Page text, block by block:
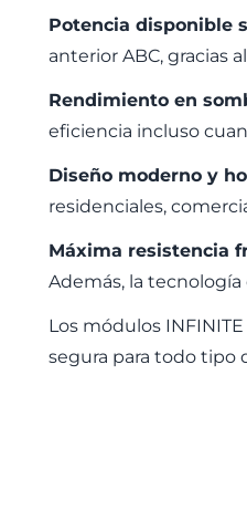
Potencia disponible
anterior ABC, gracias al
Rendimiento en
eficiencia incluso
Diseño moderno y
residenciales,
Máxima resistencia
Además, la tecnología
Los módulos INFINITE
segura para todo tipo